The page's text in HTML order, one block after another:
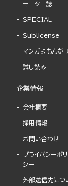
モーター誌
SPECIAL
Sublicense
マンガよもんが
試し読み
企業情報
会社概要
採用情報
お問い合わせ
プライバシーポリ
シー
外部送信先につ